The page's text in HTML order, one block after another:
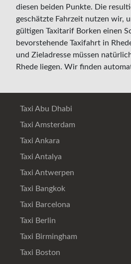
diesen beiden Punkte. Die
geschätzte Fahrzeit nutzen wir,
gültigen Taxitarif Borken einen
bevorstehende Taxifahrt in
und Zieladresse müssen
Rhede liegen. Wir finden
Taxi Abu Dhabi
Taxi Amsterdam
Taxi Ankara
Taxi Antalya
Taxi Antwerpen
Taxi Bangkok
Taxi Barcelona
Taxi Berlin
Taxi Birmingham
Taxi Boston